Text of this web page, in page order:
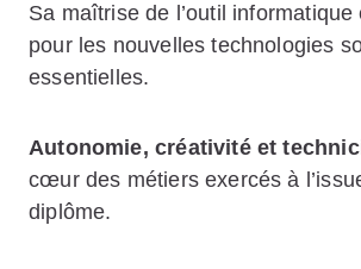
Sa maîtrise de l’outil
pour les nouvelles technologies
essentielles.
Autonomie, créativité et
cœur des métiers exercés à
diplôme.